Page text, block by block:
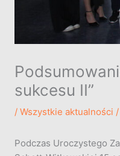
sukcesu II”
/ Wszystkie aktualności
Podczas Uroczystego